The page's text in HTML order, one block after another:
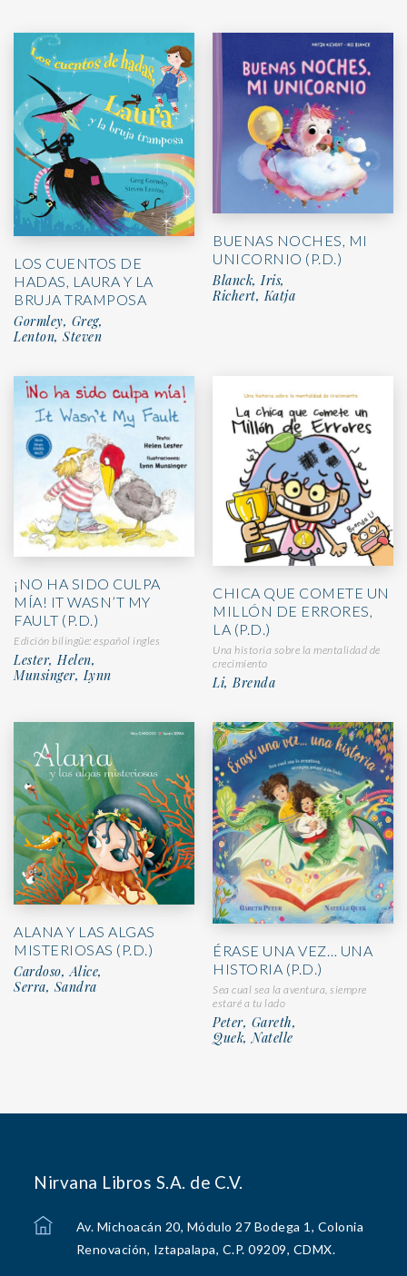
LOS CUENTOS DE
HADAS, LAURA Y LA
BRUJA TRAMPOSA
Gormley, Greg,
Lenton, Steven
BUENAS NOCHES, MI
UNICORNIO (P.D.)
Blanck, Iris,
Richert, Katja
¡NO HA SIDO CULPA
MÍA! IT WASN’T MY
FAULT (P.D.)
Edición bilingüe: español ingles
Lester, Helen,
Munsinger, Lynn
CHICA QUE COMETE UN
MILLÓN DE ERRORES,
LA (P.D.)
Una historia sobre la mentalidad de
crecimiento
Li, Brenda
ALANA Y LAS ALGAS
MISTERIOSAS (P.D.)
Cardoso, Alice,
Serra, Sandra
ÉRASE UNA VEZ… UNA
HISTORIA (P.D.)
Sea cual sea la aventura, siempre
estaré a tu lado
Peter, Gareth,
Quek, Natelle
Nirvana Libros S.A. de C.V.
Av. Michoacán 20, Módulo 27 Bodega 1, Colonia
Renovación, Iztapalapa, C.P. 09209, CDMX.